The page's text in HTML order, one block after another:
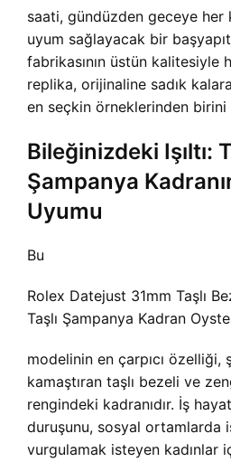
saati, gündüzden geceye her
uyum sağlayacak bir
fabrikasının üstün kalitesiyle
replika, orijinaline sadık
en seçkin örneklerinden
Bileğinizdeki Işıltı:
Şampanya
Uyumu
Bu
Rolex Datejust 31mm Taşlı
Taşlı Şampanya Kadran
modelinin en çarpıcı özelliği,
kamaştıran taşlı bezeli ve
rengindeki kadranıdır. İş
duruşunu, sosyal ortamlarda
vurgulamak isteyen kadınlar